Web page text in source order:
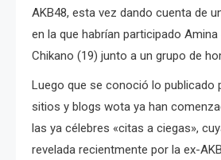
AKB48, esta vez dando cuenta de
en la que habrían participado
Chikano (19) junto a un grupo de
Luego que se conoció lo publicado
sitios y blogs wota ya han
las ya célebres «citas a ciegas»,
revelada recientmente por la ex-